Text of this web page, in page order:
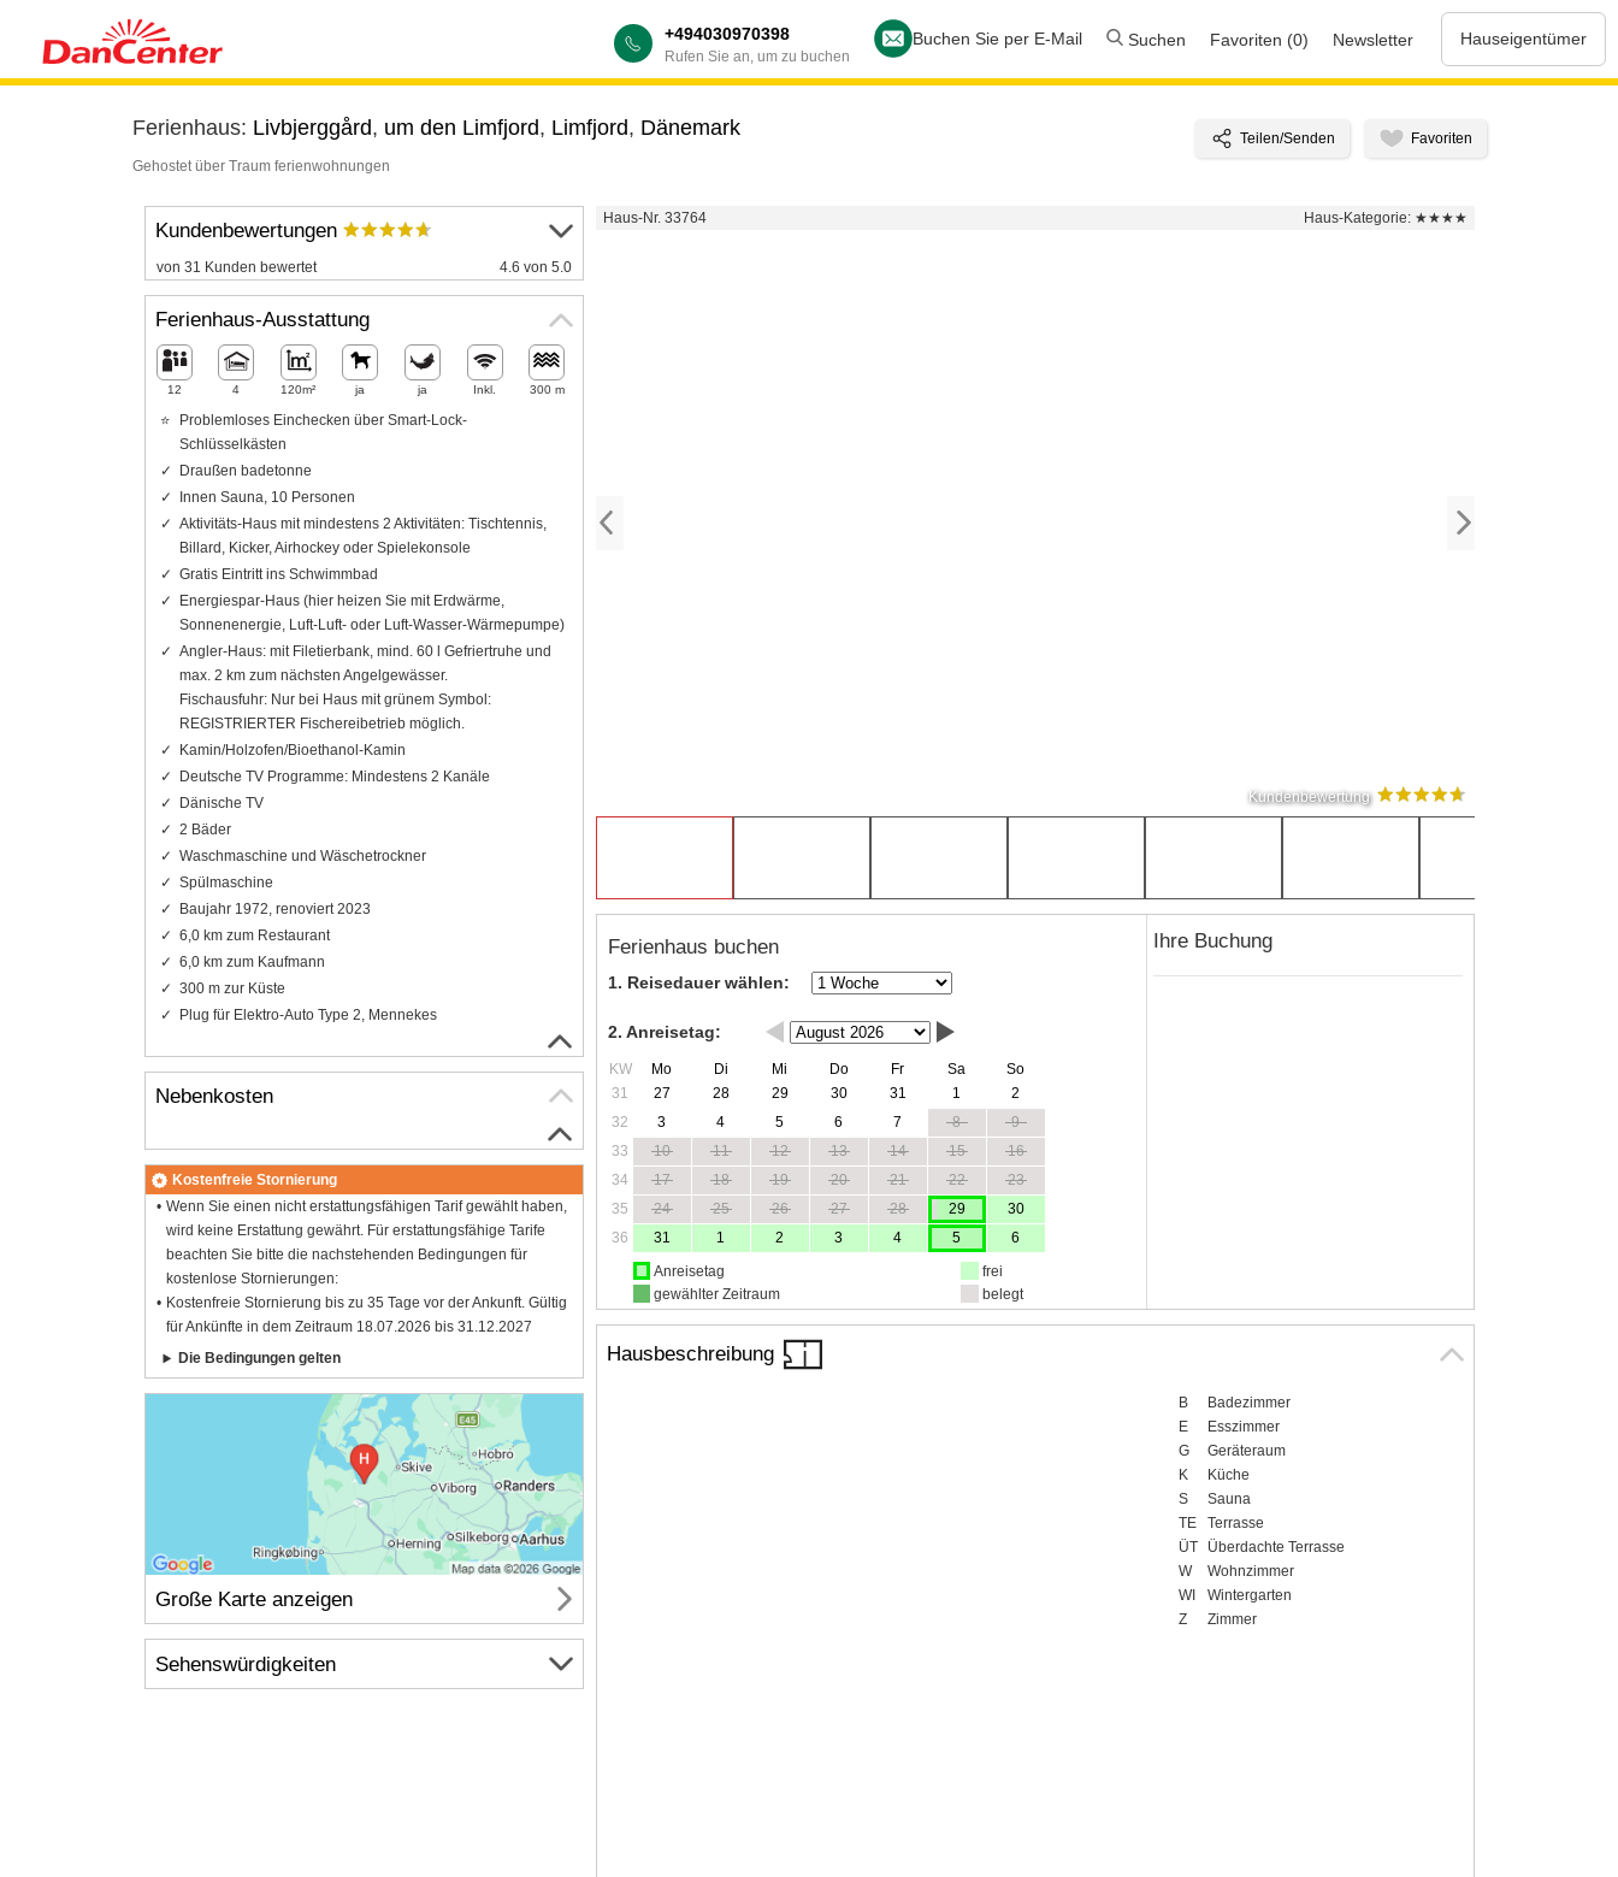
+494030970398
Rufen Sie an, um zu buchen
Buchen Sie per E-Mail Suchen Favoriten (0) Newsletter Hauseigentümer
Ferienhaus: Livbjerggård, um den Limfjord, Limfjord, Dänemark
Gehostet über Traum ferienwohnungen
Haus-Nr. 33764 Haus-Kategorie: ★★★★
Kundenbewertung
Ferienhaus buchen
1. Reisedauer wählen:
2. Anreisetag:
KW Mo Di Mi Do Fr Sa
So
31
27 28 29 30 31 1
2
32
3 4 5 6 7 8
9
33
10 11 12 13 14 15
16
34
17 18 19 20 21 22
23
35
24 25 26 27 28 29
30
36
31 1 2 3 4 5
6
Anreisetag
gewählter Zeitraum
frei
belegt
Ihre Buchung
Hausbeschreibung
B
Badezimmer
E
Esszimmer
G
Geräteraum
K
Küche
S
Sauna
TE
Terrasse
ÜT
Überdachte Terrasse
W
Wohnzimmer
WI
Wintergarten
Z
Zimmer
Kundenbewertungen
von 31 Kunden bewertet 4.6 von 5.0
Ferienhaus-Ausstattung
12 4 120m² ja ja Inkl. 300 m
Problemloses Einchecken über Smart-Lock-
Schlüsselkästen
Draußen badetonne
Innen Sauna, 10 Personen
Aktivitäts-Haus mit mindestens 2 Aktivitäten: Tischtennis,
Billard, Kicker, Airhockey oder Spielekonsole
Gratis Eintritt ins Schwimmbad
Energiespar-Haus (hier heizen Sie mit Erdwärme,
Sonnenenergie, Luft-Luft- oder Luft-Wasser-Wärmepumpe)
Angler-Haus: mit Filetierbank, mind. 60 l Gefriertruhe und
max. 2 km zum nächsten Angelgewässer.
Fischausfuhr: Nur bei Haus mit grünem Symbol:
REGISTRIERTER Fischereibetrieb möglich.
Kamin/Holzofen/Bioethanol-Kamin
Deutsche TV Programme: Mindestens 2 Kanäle
Dänische TV
2 Bäder
Waschmaschine und Wäschetrockner
Spülmaschine
Baujahr 1972, renoviert 2023
6,0 km zum Restaurant
6,0 km zum Kaufmann
300 m zur Küste
Plug für Elektro-Auto Type 2, Mennekes
Nebenkosten
Kostenfreie Stornierung
Wenn Sie einen nicht erstattungsfähigen Tarif gewählt haben,
wird keine Erstattung gewährt. Für erstattungsfähige Tarife
beachten Sie bitte die nachstehenden Bedingungen für
kostenlose Stornierungen:
Kostenfreie Stornierung bis zu 35 Tage vor der Ankunft. Gültig
für Ankünfte in dem Zeitraum 18.07.2026 bis 31.12.2027
Die Bedingungen gelten
Große Karte anzeigen
Sehenswürdigkeiten